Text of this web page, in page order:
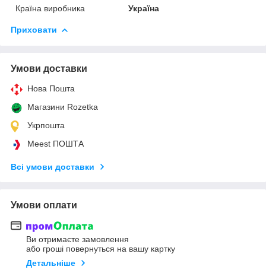
Країна виробника
Україна
Приховати
Умови доставки
Нова Пошта
Магазини Rozetka
Укрпошта
Meest ПОШТА
Всі умови доставки
Умови оплати
Ви отримаєте замовлення
або гроші повернуться на вашу картку
Детальніше